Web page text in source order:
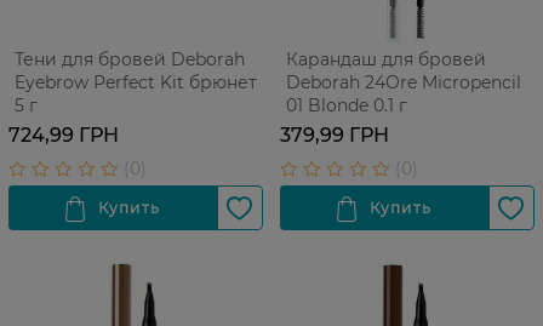
Тени для бровей Deborah
Eyebrow Perfect Kit брюнет
5 г
724,99 ГРН
Карандаш для бровей
Deborah 24Ore Micropencil
01 Blonde 0.1 г
379,99 ГРН